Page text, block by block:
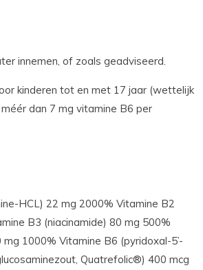
innemen, of zoals geadviseerd.
kinderen tot en met 17 jaar (wettelijk
dan 7 mg vitamine B6 per
HCL) 22 mg 2000% Vitamine B2
B3 (niacinamide) 80 mg 500%
1000% Vitamine B6 (pyridoxal-5’-
Quatrefolic®) 400 mcg